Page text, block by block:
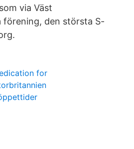
via Väst
förening, den största S-
for